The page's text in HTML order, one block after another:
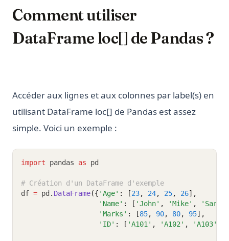
Comment utiliser
DataFrame loc[] de Pandas ?
Accéder aux lignes et aux colonnes par label(s) en
utilisant DataFrame loc[] de Pandas est assez
simple. Voici un exemple :
import pandas as pd
# Création d'un DataFrame d'exemple
df = pd . DataFrame({ 'Age' : [23, 24, 25, 26],
'Name' : [ 'John' , 'Mike' ,
'Sarah'
'Marks' : [85, 90, 80, 95],
'ID' : [ 'A101' , 'A102' , 'A103'